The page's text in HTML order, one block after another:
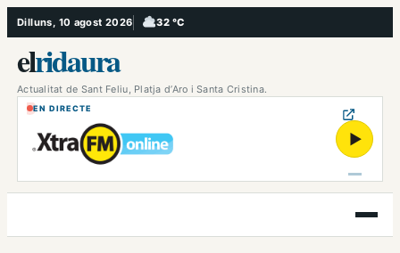
Vés
al
contingut
Dilluns, 10 agost 2026 32 °C
, Ennuvolat
elridaura
Actualitat de Sant Feliu, Platja d’Aro i Santa Cristina.
EN DIRECTE
▶
Obre
el